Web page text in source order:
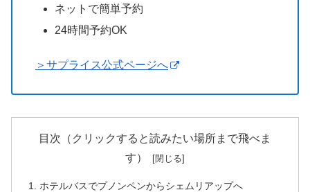
ネットで簡単予約
24時間予約OK
＞サプライス公式ページへ
目次（クリックすると読みたい場所まで飛べま
す）
ホテルバスでプノンペンからシェムリアップへ